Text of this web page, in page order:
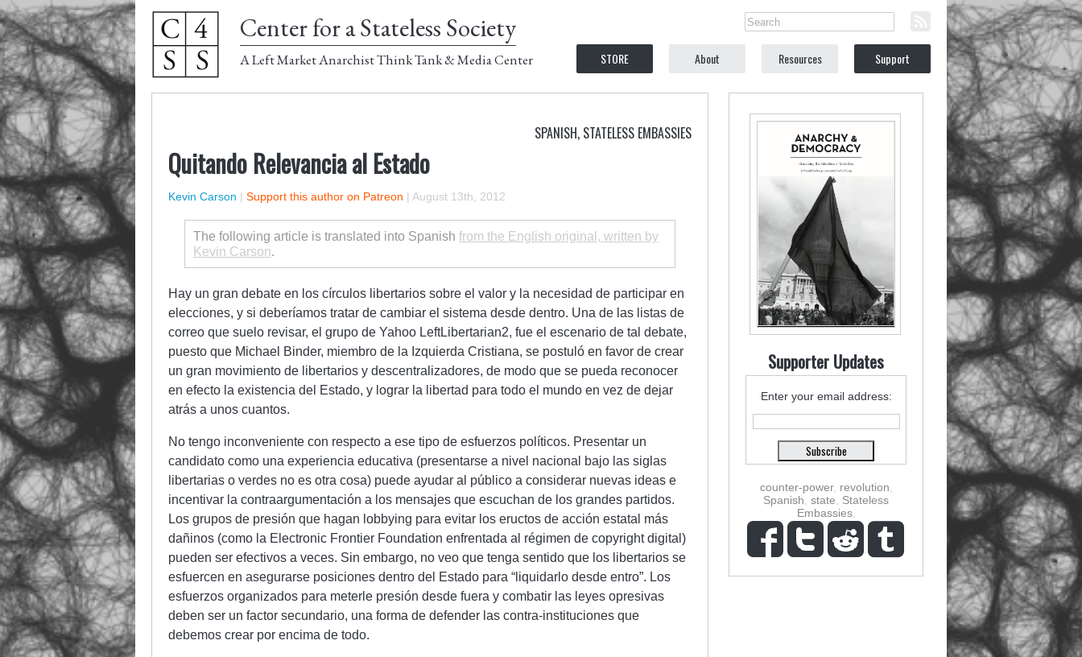
Center for a Stateless Society
A Left Market Anarchist Think Tank & Media Center STORE About Resources Support
SPANISH, STATELESS EMBASSIES
Quitando Relevancia al Estado
Kevin Carson | Support this author on Patreon | August 13th, 2012
The following article is translated into Spanish from the English original, written by
Kevin Carson.
Hay un gran debate en los círculos libertarios sobre el valor y la necesidad de participar en
elecciones, y si deberíamos tratar de cambiar el sistema desde dentro. Una de las listas de
correo que suelo revisar, el grupo de Yahoo LeftLibertarian2, fue el escenario de tal debate,
puesto que Michael Binder, miembro de la Izquierda Cristiana, se postuló en favor de crear
un gran movimiento de libertarios y descentralizadores, de modo que se pueda reconocer
en efecto la existencia del Estado, y lograr la libertad para todo el mundo en vez de dejar
atrás a unos cuantos.
No tengo inconveniente con respecto a ese tipo de esfuerzos políticos. Presentar un
candidato como una experiencia educativa (presentarse a nivel nacional bajo las siglas
libertarias o verdes no es otra cosa) puede ayudar al público a considerar nuevas ideas e
incentivar la contraargumentación a los mensajes que escuchan de los grandes partidos.
Los grupos de presión que hagan lobbying para evitar los eructos de acción estatal más
dañinos (como la Electronic Frontier Foundation enfrentada al régimen de copyright digital)
pueden ser efectivos a veces. Sin embargo, no veo que tenga sentido que los libertarios se
esfuercen en asegurarse posiciones dentro del Estado para “liquidarlo desde entro”. Los
esfuerzos organizados para meterle presión desde fuera y combatir las leyes opresivas
deben ser un factor secundario, una forma de defender las contra-instituciones que
debemos crear por encima de todo.
Supporter Updates
Enter your email address:
counter-power, revolution
Spanish state
Stateless
Embassies,